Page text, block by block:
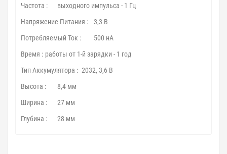
Частота :
выходного импульса - 1 Гц
Напряжение Питания :
3,3 В
Потребляемый Ток :
500 нА
Время : работы от 1-й зарядки - 1 год
Тип Аккумулятора : 2032, 3,6 В
Высота :
8,4 мм
Ширина :
27 мм
Глубина :
28 мм